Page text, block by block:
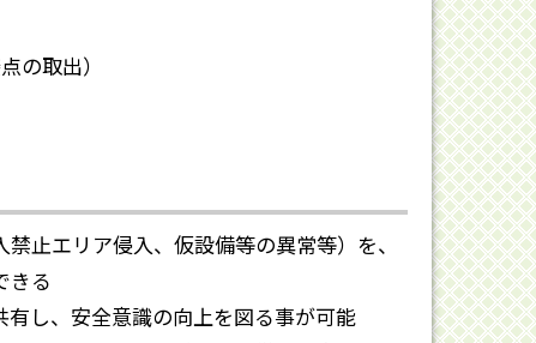
の取出）
止エリア侵入、仮設備等の異常等）を、
きる
し、安全意識の向上を図る事が可能